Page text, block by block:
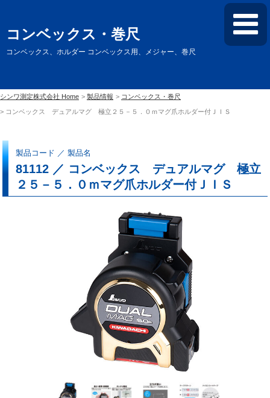
コンベックス・巻尺
コンベックス、ホルダー コンベックス用、メジャー、巻尺
シンワ測定株式会社 Home 製品情報 コンベックス・巻尺
コンベックス デュアルマグ 極立２５－５．０ｍマグ爪ホルダー付ＪＩＳ
製品コード ／ 製品名
81112 ／ コンベックス デュアルマグ 極立
２５－５．０ｍマグ爪ホルダー付ＪＩＳ